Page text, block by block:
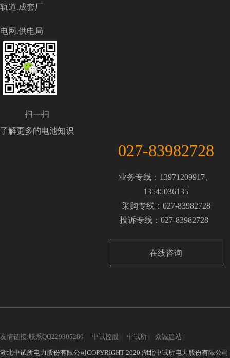
轨道.成套厂
电网.供电局
扫一扫
了解更多的电池知识
027-83982728
业务专线：13971209917、
13545036135
采购专线：027-83982728
投诉专线：027-83982728
在线咨询
友情链接:联系QQ229305280 | 中试控股 | 中试所 | 众诚建站 |
湖北中试所电力股份有限公司COPYRIGHT 2020 湖北中试所电力股份有限公司